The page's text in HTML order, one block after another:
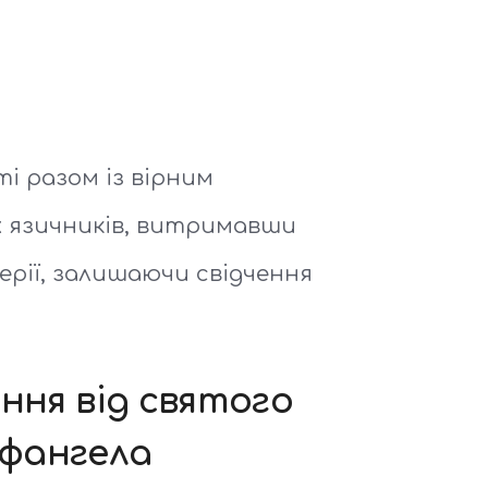
разом із вірним
язичників, витримавши
залишаючи свідчення
від святого